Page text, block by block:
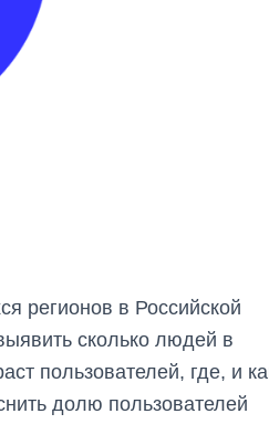
регионов в Российской
сколько людей в
пользователей, где, и
долю пользователей